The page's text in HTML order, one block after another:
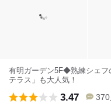
有明ガーデン5F◆熟練シェフ
テラス」も大人気！
3.47 370